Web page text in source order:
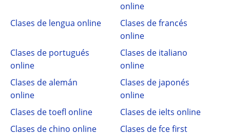
online
Clases de lengua online
Clases de francés
online
Clases de portugués
online
Clases de italiano
online
Clases de alemán
online
Clases de japonés
online
Clases de toefl online
Clases de ielts online
Clases de chino online
Clases de fce first